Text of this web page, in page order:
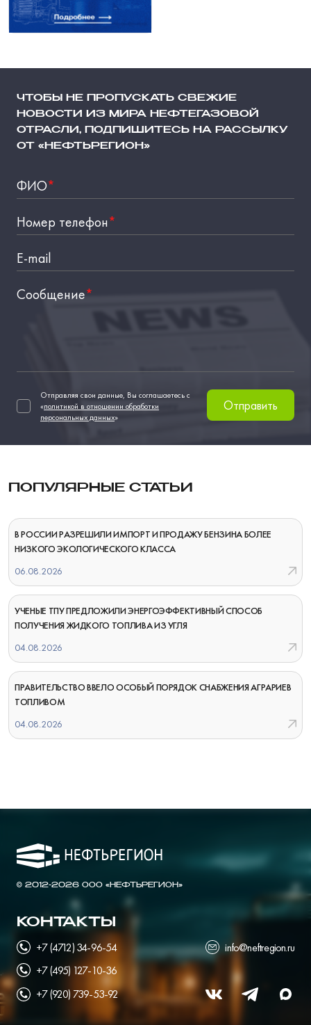
ЧТОБЫ НЕ ПРОПУСКАТЬ СВЕЖИЕ
НОВОСТИ ИЗ МИРА НЕФТЕГАЗОВОЙ
ОТРАСЛИ, ПОДПИШИТЕСЬ НА РАССЫЛКУ
ОТ «НЕФТЬРЕГИОН»
ФИО*
Номер телефон*
E-mail
Сообщение*
Отправляя свои данные, Вы соглашаетесь с
«политикой в отношении обработки
персональных данных»
Отправить
ПОПУЛЯРНЫЕ СТАТЬИ
В РОССИИ РАЗРЕШИЛИ ИМПОРТ И ПРОДАЖУ БЕНЗИНА БОЛЕЕ
НИЗКОГО ЭКОЛОГИЧЕСКОГО КЛАССА
06.08.2026
УЧЕНЫЕ ТПУ ПРЕДЛОЖИЛИ ЭНЕРГОЭФФЕКТИВНЫЙ СПОСОБ
ПОЛУЧЕНИЯ ЖИДКОГО ТОПЛИВА ИЗ УГЛЯ
04.08.2026
ПРАВИТЕЛЬСТВО ВВЕЛО ОСОБЫЙ ПОРЯДОК СНАБЖЕНИЯ АГРАРИЕВ
ТОПЛИВОМ
04.08.2026
© 2012-2026 ООО «НЕФТЬРЕГИОН»
КОНТАКТЫ
+7 (4712) 34-96-54
+7 (495) 127-10-36
+7 (920) 739-53-92
info@neftregion.ru